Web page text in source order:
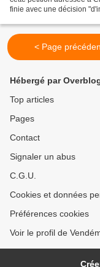
finie avec une décision
< Page
Hébergé par
Top articles
Pages
Contact
Signaler un abus
C.G.U.
Cookies et données
Préférences cookies
Voir le profil de